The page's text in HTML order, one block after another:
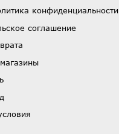
конфиденциальности
соглашение